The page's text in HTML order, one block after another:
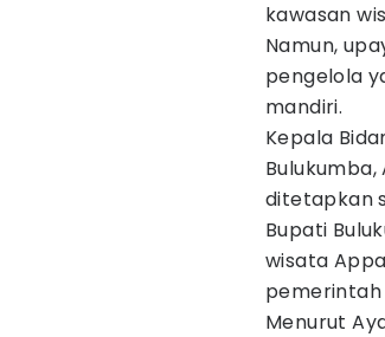
kawasan
Namun,
pengelola
mandiri.
Kepala
ditetapkan
Bupati
wisata
pemerintah
Menurut